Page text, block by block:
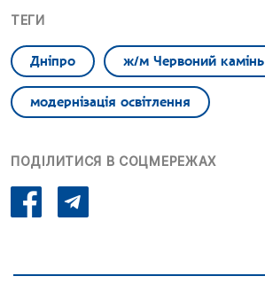
ТЕГИ
Дніпро ж/м Червоний камінь
модернізація освітлення
ПОДІЛИТИСЯ В СОЦМЕРЕЖАХ